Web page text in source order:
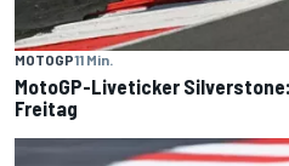
MOTOGP11 Min.
MotoGP-Liveticker
Freitag